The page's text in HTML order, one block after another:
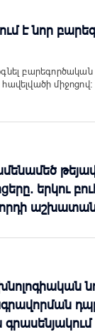
է նոր
բարեգործական
երկու
գրասենյակում